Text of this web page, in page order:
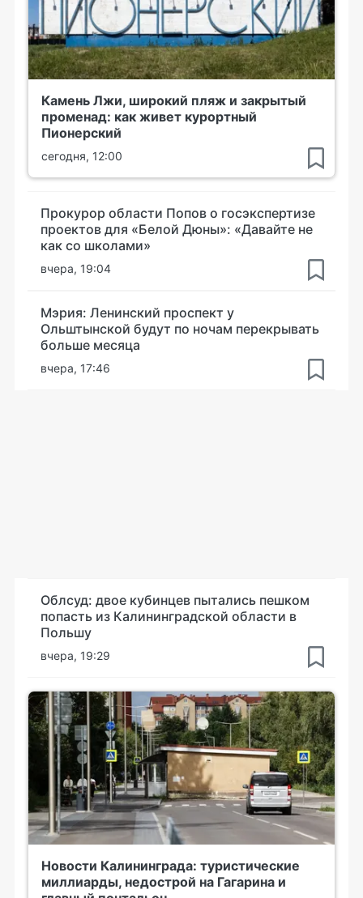
Камень Лжи, широкий пляж и закрытый
променад: как живет курортный
Пионерский
сегодня, 12:00
Прокурор области Попов о госэкспертизе
проектов для «Белой Дюны»: «Давайте не
как со школами»
вчера, 19:04
Мэрия: Ленинский проспект у
Ольштынской будут по ночам перекрывать
больше месяца
вчера, 17:46
Облсуд: двое кубинцев пытались пешком
попасть из Калининградской области в
Польшу
вчера, 19:29
Новости Калининграда: туристические
миллиарды, недострой на Гагарина и